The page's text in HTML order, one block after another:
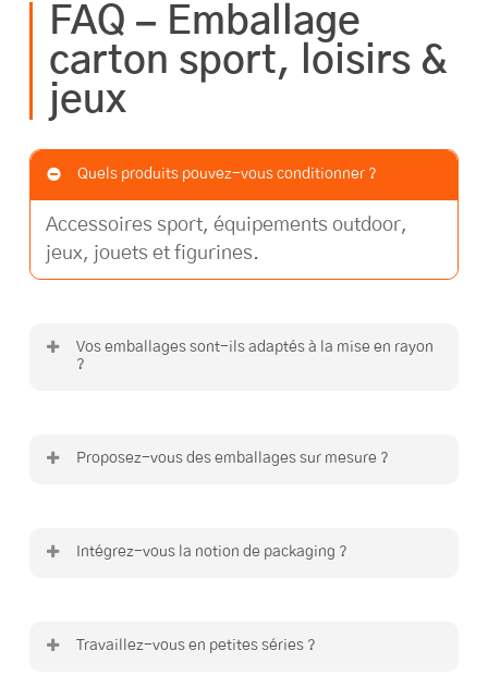
FAQ – Emballage
carton sport, loisirs &
jeux
Quels produits pouvez-vous conditionner ?
Accessoires sport, équipements outdoor,
jeux, jouets et figurines.
Vos emballages sont-ils adaptés à la mise en rayon
?
Proposez-vous des emballages sur mesure ?
Intégrez-vous la notion de packaging ?
Travaillez-vous en petites séries ?